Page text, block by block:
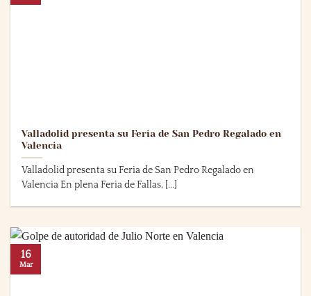
Valladolid presenta su Feria de San Pedro Regalado en
Valencia
Valladolid presenta su Feria de San Pedro Regalado en
Valencia En plena Feria de Fallas, [...]
16
Mar